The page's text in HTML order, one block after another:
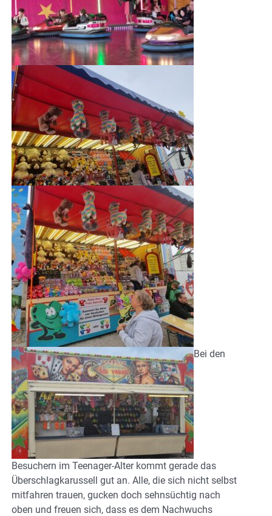
Bei den
Besuchern im Teenager-Alter kommt gerade das
Überschlagkarussell gut an. Alle, die sich nicht selbst
mitfahren trauen, gucken doch sehnsüchtig nach
oben und freuen sich, dass es dem Nachwuchs